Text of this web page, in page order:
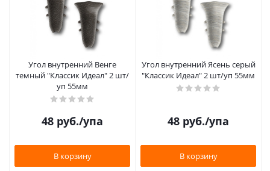
Угол внутренний Венге
темный "Классик Идеал" 2 шт/
уп 55мм
48 руб./упа
В корзину
Угол внутренний Ясень серый
"Классик Идеал" 2 шт/уп 55мм
48 руб./упа
В корзину